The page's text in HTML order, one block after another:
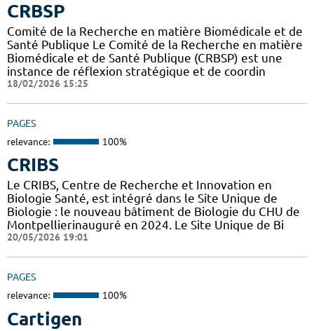
CRBSP
Comité de la Recherche en matière Biomédicale et de
Santé Publique Le Comité de la Recherche en matière
Biomédicale et de Santé Publique (CRBSP) est une
instance de réflexion stratégique et de coordin
18/02/2026 15:25
PAGES
relevance: 100%
CRIBS
Le CRIBS, Centre de Recherche et Innovation en
Biologie Santé, est intégré dans le Site Unique de
Biologie : le nouveau bâtiment de Biologie du CHU de
Montpellierinauguré en 2024. Le Site Unique de Bi
20/05/2026 19:01
PAGES
relevance: 100%
Cartigen